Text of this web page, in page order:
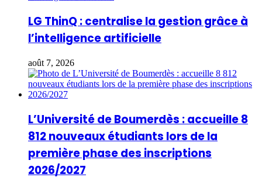
LG ThinQ : centralise la gestion grâce à
l’intelligence artificielle
août 7, 2026
L’Université de Boumerdès : accueille 8
812 nouveaux étudiants lors de la
première phase des inscriptions
2026/2027